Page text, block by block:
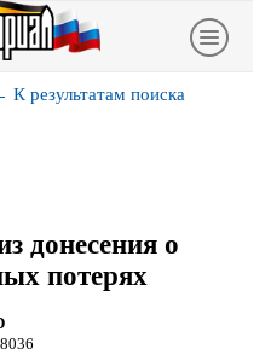
К результатам поиска
донесения о
потерях